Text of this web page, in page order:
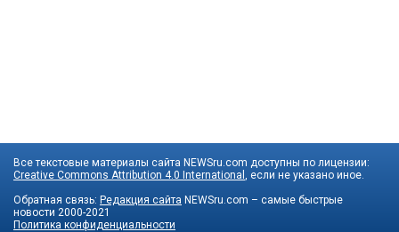
Все текстовые материалы сайта NEWSru.com доступны по лицензии:
Creative Commons Attribution 4.0 International , если не указано иное.
Обратная связь: Редакция сайта NEWSru.com – самые быстрые
новости 2000-2021
Политика конфиденциальности